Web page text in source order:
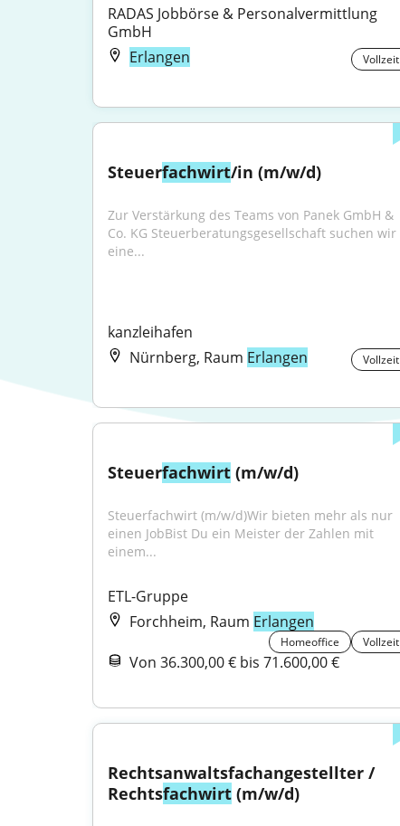
RADAS Jobbörse & Personalvermittlung
GmbH
Erlangen
Vollzeit
Steuerfachwirt/in (m/w/d)
Zur Verstärkung des Teams von Panek GmbH &
Co. KG Steuerberatungsgesellschaft suchen wir
eine...
kanzleihafen
Nürnberg, Raum Erlangen Vollzeit
Steuerfachwirt (m/w/d)
Steuerfachwirt (m/w/d)Wir bieten mehr als nur
einen JobBist Du ein Meister der Zahlen mit
einem...
ETL-Gruppe
Forchheim, Raum Erlangen
Homeoffice Vollzeit
Von 36.300,00 € bis 71.600,00 €
Rechtsanwaltsfachangestellter /
Rechtsfachwirt (m/w/d)